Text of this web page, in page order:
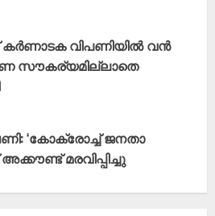
വിപണിയിൽ വൻ
സൗകര്യമില്ലാതെ
‘കോക്രോച്ച് ജനതാ
മരവിപ്പിച്ചു